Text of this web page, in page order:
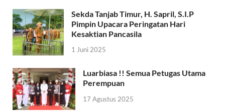
Sekda Tanjab Timur, H. Sapril, S.I.P
Pimpin Upacara Peringatan Hari
Kesaktian Pancasila
1 Juni 2025
Luarbiasa !! Semua Petugas Utama
Perempuan
17 Agustus 2025